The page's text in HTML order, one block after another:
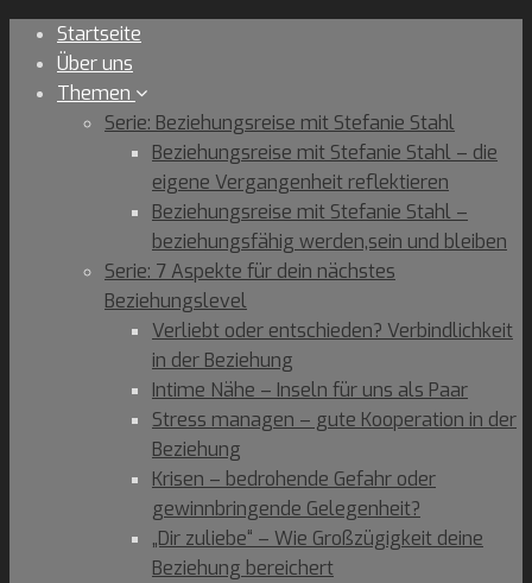
Skip
content
Startseite
Über uns
Themen
Serie: Beziehungsreise mit Stefanie Stahl
Beziehungsreise mit Stefanie Stahl – die
eigene Vergangenheit reflektieren
Beziehungsreise mit Stefanie Stahl –
beziehungsfähig werden,sein und bleiben
Serie: 7 Aspekte für dein nächstes
Beziehungslevel
Verliebt oder entschieden? Verbindlichkeit
in der Beziehung
Intime Nähe – Inseln für uns als Paar
Stress managen – gute Kooperation in der
Beziehung
Krisen – bedrohende Gefahr oder
gewinnbringende Gelegenheit?
„Dir zuliebe“ – Wie Großzügigkeit deine
Beziehung bereichert